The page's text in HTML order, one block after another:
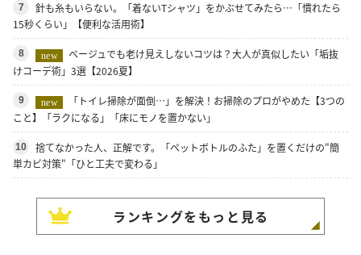
7
針も糸もいらない。「着ないTシャツ」をかぶせてみたら…「慣れたら
15秒くらい」【便利な活用術】
8 new
ベージュでも老け見えしないコツは？大人が真似したい「垢抜
けコーデ術」3選【2026夏】
9 new
「トイレ掃除が面倒…」を解決！お掃除のプロがやめた【3つの
こと】「ラクになる」「床にモノを置かない」
10
捨てなかった人、正解です。「ペットボトルのふた」を置くだけの"簡
単カビ対策"「ひと工夫で変わる」
ランキングをもっと見る